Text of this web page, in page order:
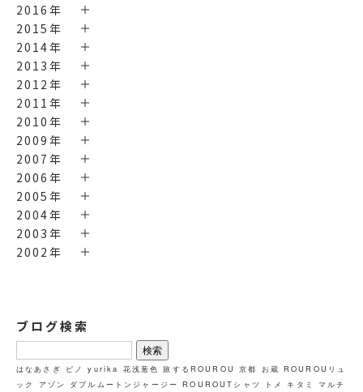
2016年
2015年
2014年
2013年
2012年
2011年
2010年
2009年
2007年
2006年
2005年
2004年
2003年
2002年
ブログ検索
検
索:
はなあさぎ ピノ yurika 花浅葱色 旅するROUROU 京都 お蔵 ROUROUリュ
ック
アゾン ダブルムートンジャージー ROUROUTシャツ トメ キタミ
マルチ